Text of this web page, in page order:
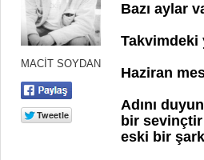
MACİT SOYDAN
Bazı aylar
Takvimdeki
Haziran
Adını
bir
eski bir